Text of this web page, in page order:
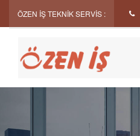
ÖZEN İŞ TEKNİK SERVİS :